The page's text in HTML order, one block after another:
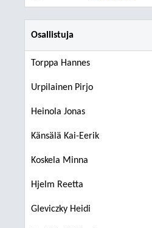
Osallistuja
Torppa Hannes
Urpilainen Pirjo
Heinola Jonas
Känsälä Kai-Eerik
Koskela Minna
Hjelm Reetta
Gleviczky Heidi